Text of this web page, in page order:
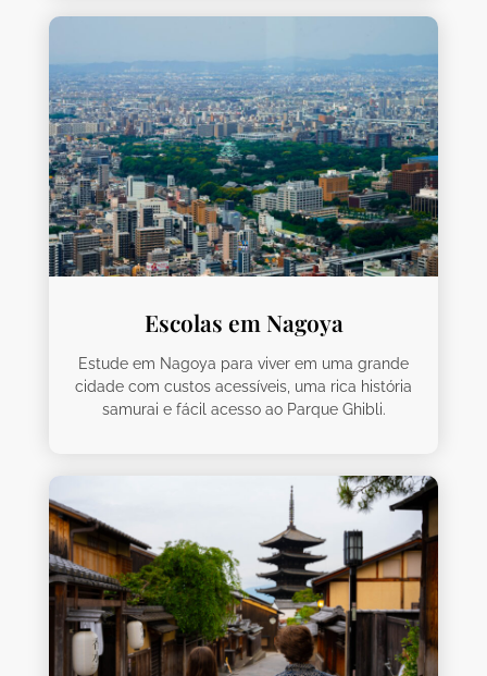
Escolas em Nagoya
Estude em Nagoya para viver em uma grande
cidade com custos acessíveis, uma rica história
samurai e fácil acesso ao Parque Ghibli.